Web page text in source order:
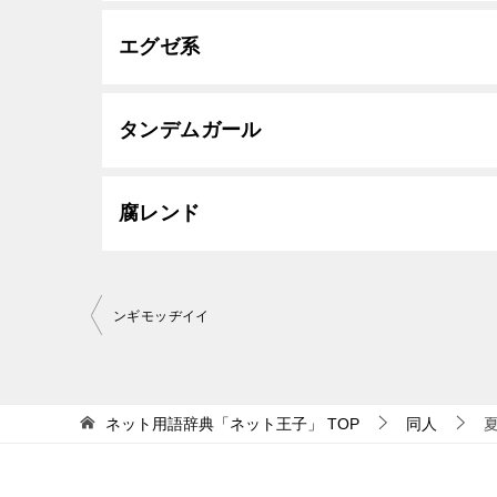
エグゼ系
タンデムガール
腐レンド
投
ビ
ンギモッヂイイ
ネット用語辞典「ネット王子」 TOP 同人